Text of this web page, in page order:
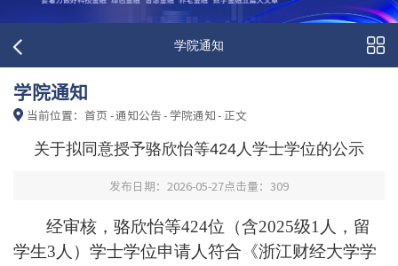
学院通知
学院通知
当前位置：首页 -通知公告-学院通知-正文
关于拟同意授予骆欣怡等424人学士学位的公示
发布日期：2026-05-27点击量： 309
经审核，骆欣怡等424位（含2025级1人，留
学生3人）学士学位申请人符合《浙江财经大学学